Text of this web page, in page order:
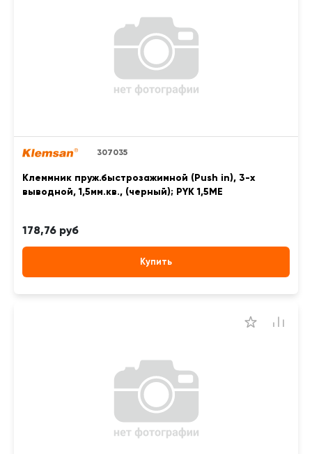
307035
Клеммник пруж.быстрозажимной (Push in), 3-х
выводной, 1,5мм.кв., (черный); PYK 1,5ME
178,76 руб
Купить